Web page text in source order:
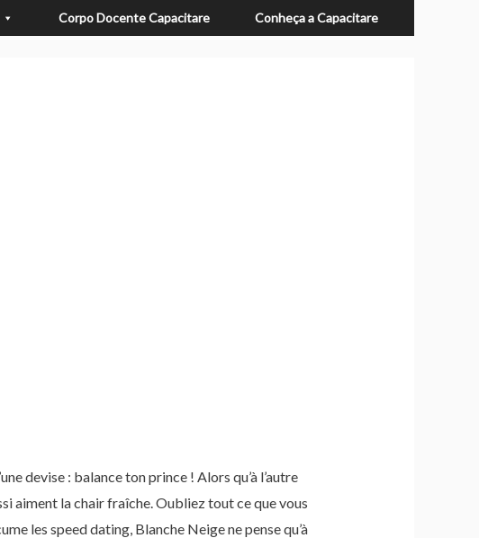
Corpo Docente Capacitare Conheça a Capacitare
devise : balance ton prince ! Alors qu’à l’autre
aiment la chair fraîche. Oubliez tout ce que vous
les speed dating, Blanche Neige ne pense qu’à